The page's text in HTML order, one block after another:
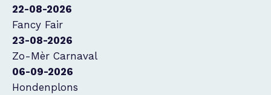
22-08-2026
Fancy Fair
23-08-2026
Zo-Mèr Carnaval
06-09-2026
Hondenplons